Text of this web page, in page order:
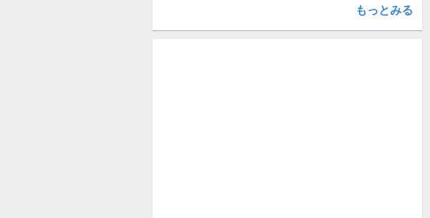
もっとみる